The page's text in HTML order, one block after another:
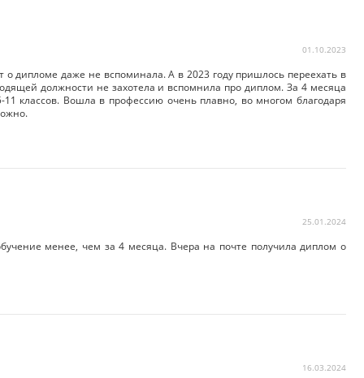
01.10.2023
дипломе даже не вспоминала. А в 2023 году пришлось переехать в
должности не захотела и вспомнила про диплом. За 4 месяца
классов. Вошла в профессию очень плавно, во многом благодаря
25.01.2024
менее, чем за 4 месяца. Вчера на почте получила диплом о
16.03.2024